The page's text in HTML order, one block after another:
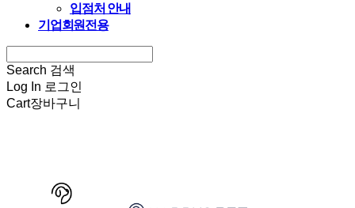
입점처 안내
기업회원전용
Search 검색
Log In 로그인
Cart장바구니